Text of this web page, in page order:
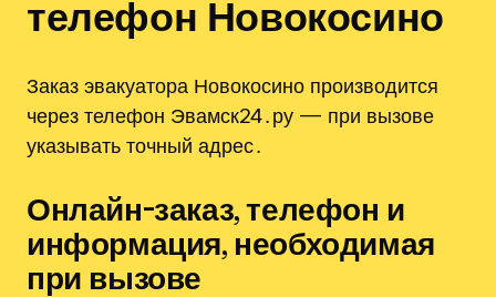
телефон Новокосино
Заказ эвакуатора Новокосино производится
через телефон Эвамск24․ру — при вызове
указывать точный адрес․
Онлайн-заказ‚ телефон и
информация‚ необходимая
при вызове